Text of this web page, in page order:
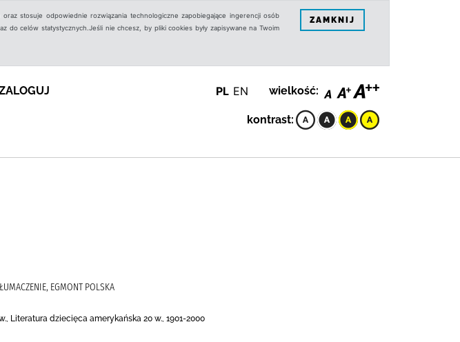
stosuje odpowiednie rozwiązania technologiczne zapobiegające ingerencji osób
celów statystycznych.Jeśli nie chcesz, by pliki cookies były zapisywane na Twoim
ZAMKNIJ
PL EN wielkość:
kontrast:
EGMONT POLSKA
Literatura dziecięca amerykańska 20 w., 1901-2000